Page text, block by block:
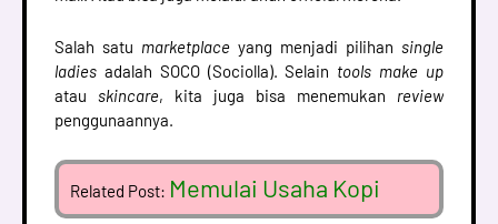
Salah satu marketplace yang menjadi pilihan single
ladies adalah SOCO (Sociolla). Selain tools make up
atau skincare, kita juga bisa menemukan review
penggunaannya.
Related Post: Memulai Usaha Kopi